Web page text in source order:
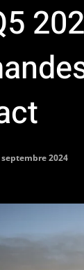
septembre 2024